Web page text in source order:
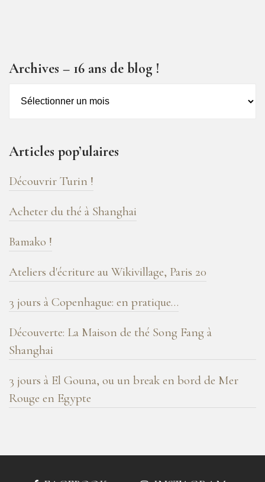
Archives – 16 ans de blog !
de
blog
!
Articles pop’ulaires
Découvrir Turin !
Acheter du thé à Shanghai
Bamako !
Ateliers d'écriture au Wikivillage, Paris 20
3 jours à Copenhague: en pratique…
Découverte: La Maison de thé Song Fang à
Shanghai
3 jours à El Gouna, ou un break en bord de Mer
Rouge en Egypte